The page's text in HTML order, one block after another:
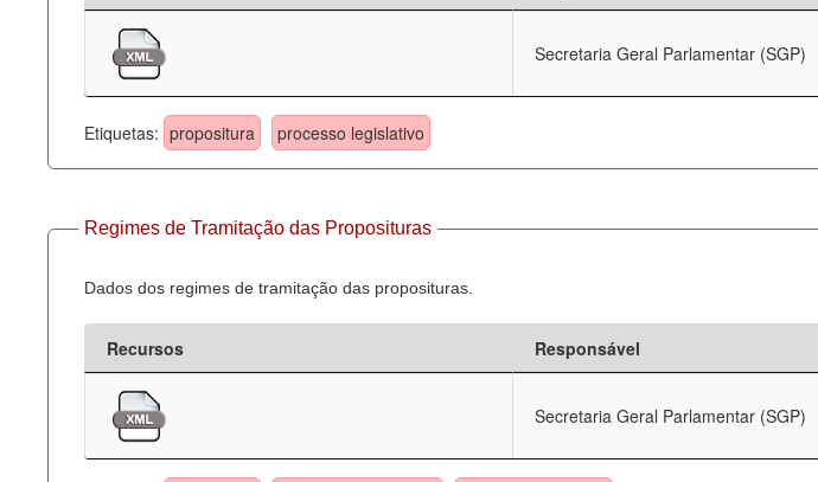
Secretaria Geral Parlamentar (SGP)
Etiquetas: propositura processo legislativo
Regimes de Tramitação das Proposituras
Dados dos regimes de tramitação das proposituras.
Recursos Responsável
Secretaria Geral Parlamentar (SGP)